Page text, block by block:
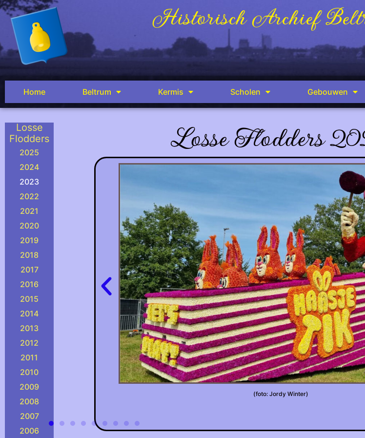
Historisch Archief
Home Beltrum Kermis Scholen Gebouwen
Losse
Flodders
2025
2024
2023
2022
2021
2020
2019
2018
2017
2016
2015
2014
2013
2012
2011
2010
2009
2008
2007
2006
Losse Flodders
(foto: Jordy Winter)